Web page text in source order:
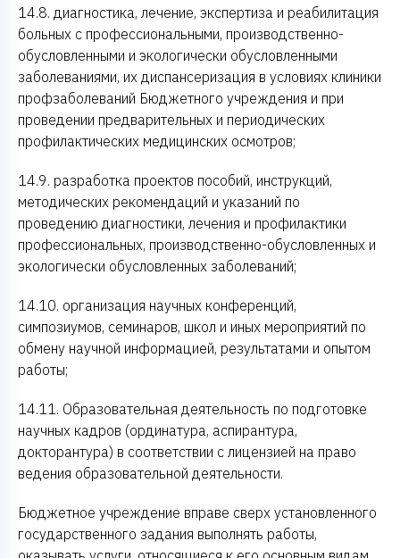
14.8. диагностика, лечение, экспертиза и реабилитация
больных с профессиональными, производственно-
обусловленными и экологически обусловленными
заболеваниями, их диспансеризация в условиях клиники
профзаболеваний Бюджетного учреждения и при
проведении предварительных и периодических
профилактических медицинских осмотров;
14.9. разработка проектов пособий, инструкций,
методических рекомендаций и указаний по
проведению диагностики, лечения и профилактики
профессиональных, производственно-обусловленных и
экологически обусловленных заболеваний;
14.10. организация научных конференций,
симпозиумов, семинаров, школ и иных мероприятий по
обмену научной информацией, результатами и опытом
работы;
14.11. Образовательная деятельность по подготовке
научных кадров (ординатура, аспирантура,
докторантура) в соответствии с лицензией на право
ведения образовательной деятельности.
Бюджетное учреждение вправе сверх установленного
государственного задания выполнять работы,